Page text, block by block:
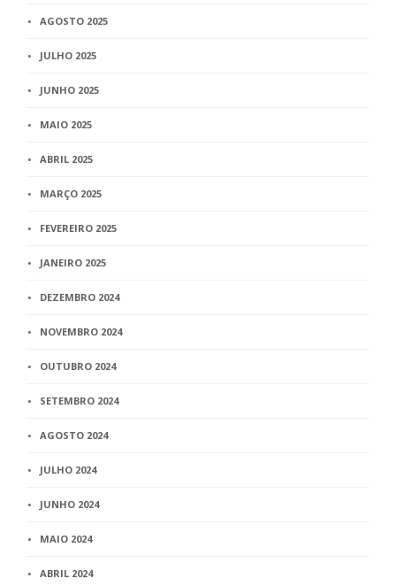
AGOSTO 2025
JULHO 2025
JUNHO 2025
MAIO 2025
ABRIL 2025
MARÇO 2025
FEVEREIRO 2025
JANEIRO 2025
DEZEMBRO 2024
NOVEMBRO 2024
OUTUBRO 2024
SETEMBRO 2024
AGOSTO 2024
JULHO 2024
JUNHO 2024
MAIO 2024
ABRIL 2024